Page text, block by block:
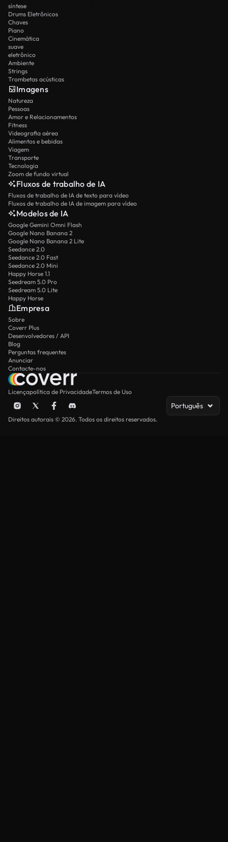
síntese
Drums Eletrônicos
Chaves
Piano
Cinemática
suave
eletrônico
Ambiente
Strings
Trombetas acústicas
Imagens
Natureza
Pessoas
Amor e Relacionamentos
Fitness
Videografia aérea
Alimentos e bebidas
Viagem
Transporte
Tecnologia
Zoom de fundo virtual
Fluxos de trabalho de IA
Fluxos de trabalho de IA de texto para vídeo
Fluxos de trabalho de IA de imagem para vídeo
Modelos de IA
Google Gemini Omni Flash
Google Nano Banana 2
Google Nano Banana 2 Lite
Seedance 2.0
Seedance 2.0 Fast
Seedance 2.0 Mini
Happy Horse 1.1
Seedream 5.0 Pro
Seedream 5.0 Lite
Happy Horse
Empresa
Sobre
Coverr Plus
Desenvolvedores / API
Blog
Perguntas frequentes
Anunciar
Contacte-nos
Licençapolítica de PrivacidadeTermos de Uso
Português
Direitos autorais © 2026. Todos os direitos reservados.